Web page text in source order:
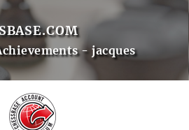
- jacques